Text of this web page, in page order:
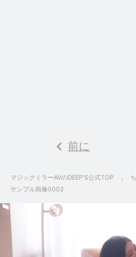
keyboard_arrow_left 前に
マジックミラーAVのDEEP'S公式TOP
サンプル画像0002